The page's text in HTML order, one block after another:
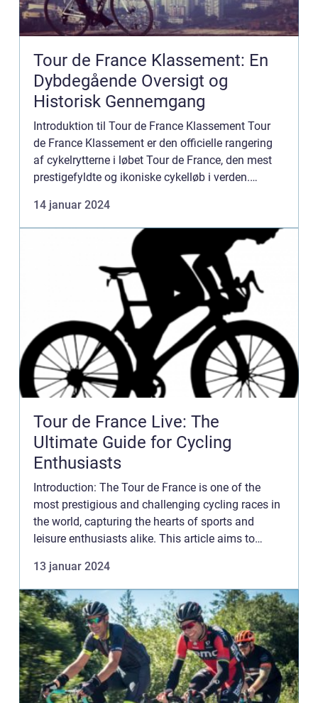
Tour de France Klassement: En
Dybdegående Oversigt og
Historisk Gennemgang
Introduktion til Tour de France Klassement Tour
de France Klassement er den officielle rangering
af cykelrytterne i løbet Tour de France, den mest
prestigefyldte og ikoniske cykelløb i verden.
førende...
14 januar 2024
Tour de France Live: The
Ultimate Guide for Cycling
Enthusiasts
Introduction: The Tour de France is one of the
most prestigious and challenging cycling races in
the world, capturing the hearts of sports and
leisure enthusiasts alike. This article aims to
France Live, co...
13 januar 2024